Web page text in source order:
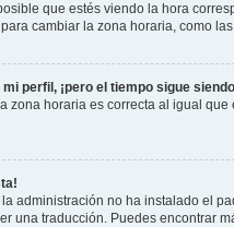
que estés viendo la hora
cambiar la zona horaria, como
perfil, ¡pero el tiempo sigue
zona horaria es correcta al igual
administración no ha instalado el
una traducción. Puedes encontrar